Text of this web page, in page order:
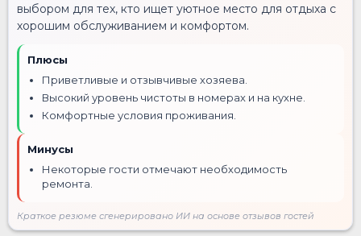
выбором для тех, кто ищет уютное место для отдыха с
хорошим обслуживанием и комфортом.
Плюсы
Приветливые и отзывчивые хозяева.
Высокий уровень чистоты в номерах и на кухне.
Комфортные условия проживания.
Минусы
Некоторые гости отмечают необходимость
ремонта.
Краткое резюме сгенерировано ИИ на основе отзывов гостей